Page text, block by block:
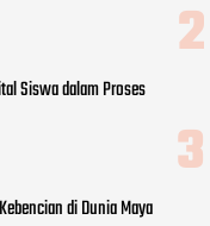
Siswa dalam Proses
di Dunia Maya